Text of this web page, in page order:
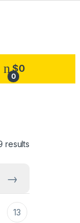
0
$0
results
→
13